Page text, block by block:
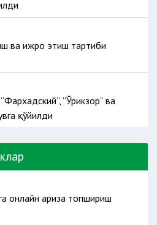
ва ижро этиш тартиби
“Ўрикзор” ва
қўйилди
онлайн ариза топшириш